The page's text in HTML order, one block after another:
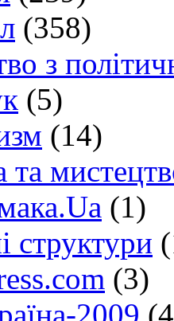
(358)
з
(5)
(14)
та
(1)
структури
(3)
2009